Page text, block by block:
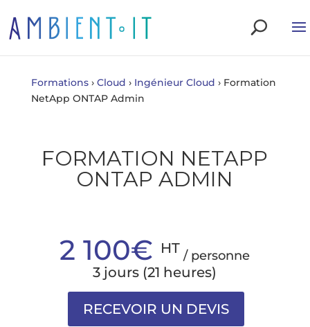
Formations › Cloud › Ingénieur Cloud › Formation
NetApp ONTAP Admin
FORMATION NETAPP
ONTAP ADMIN
2 100€ HT / personne
3 jours (21 heures)